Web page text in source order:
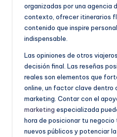
organizadas por una agencia
contexto, ofrecer itinerarios
contenido que inspire
indispensable.
Las opiniones de otros
decisión final. Las reseñas
reales son elementos que
online, un factor clave
marketing. Contar con el
marketing especializada
hora de posicionar tu
nuevos públicos y potenciar